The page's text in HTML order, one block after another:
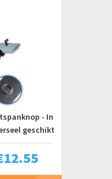
- In
geschikt
Zwart
12.55